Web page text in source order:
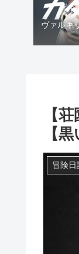
ヴァルキ
【
【
冒険日